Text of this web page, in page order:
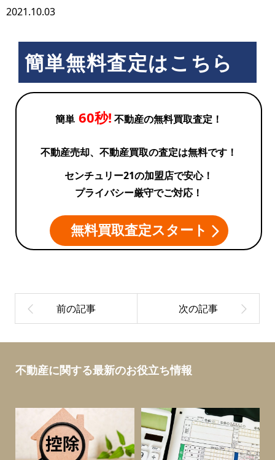
2021.10.03
簡単無料査定はこちら
簡単 60秒! 不動産の無料買取査定！
不動産売却、不動産買取の査定は無料です！
センチュリー21の加盟店で安心！
プライバシー厳守でご対応！
無料買取査定スタート
不動産に関する最新のお役立ち情報